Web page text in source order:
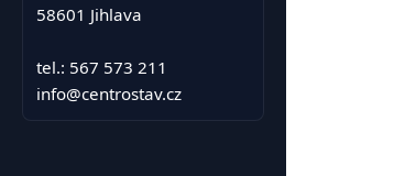
58601 Jihlava
tel.: 567 573 211
info@centrostav.cz